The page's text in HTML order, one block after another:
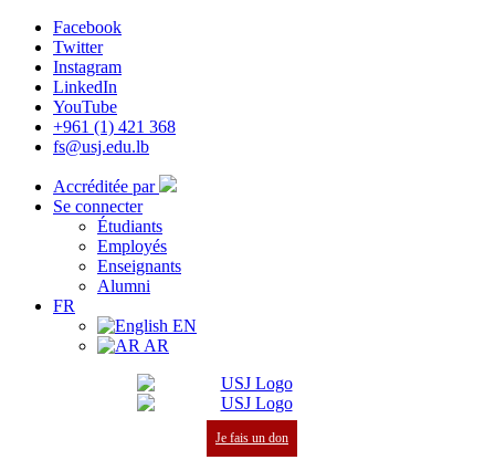
Facebook
Twitter
Instagram
LinkedIn
YouTube
+961 (1) 421 368
fs@usj.edu.lb
Accréditée par
Se connecter
Étudiants
Employés
Enseignants
Alumni
FR
EN
AR
Je fais un don